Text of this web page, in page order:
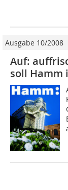
Ausgabe 10/2008
Auf:
soll Hamm